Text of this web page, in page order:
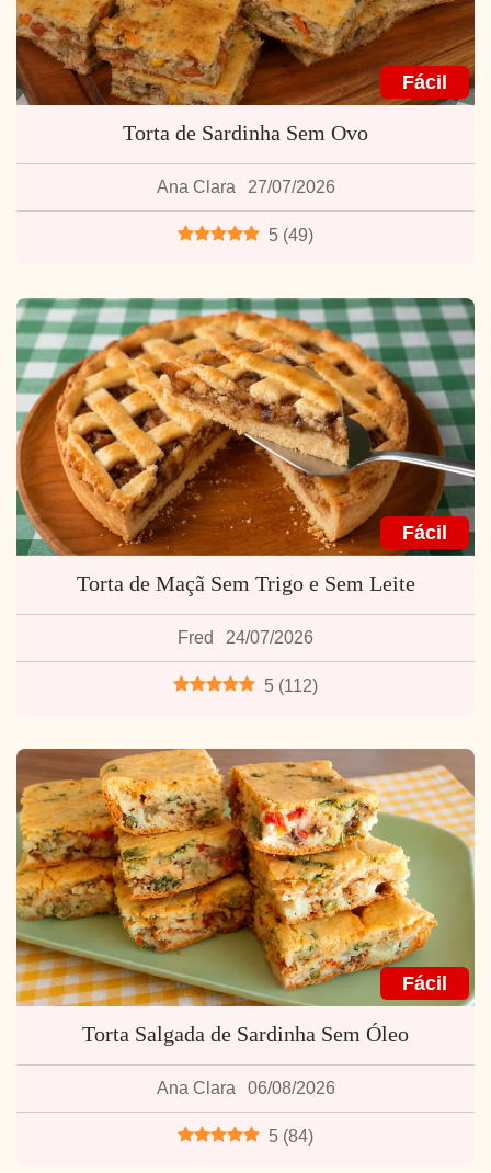
Fácil
Torta de Sardinha Sem Ovo
Ana Clara 27/07/2026
5 (49)
Fácil
Torta de Maçã Sem Trigo e Sem Leite
Fred 24/07/2026
5 (112)
Fácil
Torta Salgada de Sardinha Sem Óleo
Ana Clara 06/08/2026
5 (84)